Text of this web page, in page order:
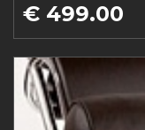
€ 499.00